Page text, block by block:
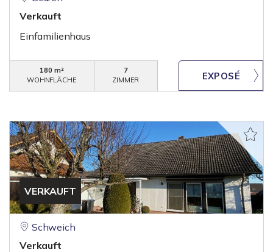
Verkauft
Einfamilienhaus
180 m²
WOHNFLÄCHE
7
ZIMMER
VERKAUFT
Schweich
Verkauft